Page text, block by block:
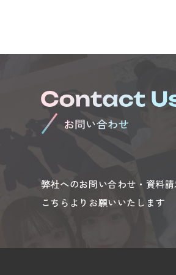
弊社へのお問い合わせ・資料
こちらよりお願いいたします